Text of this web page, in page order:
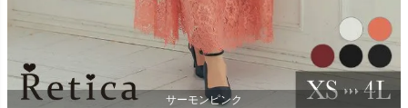
サーモンピンク